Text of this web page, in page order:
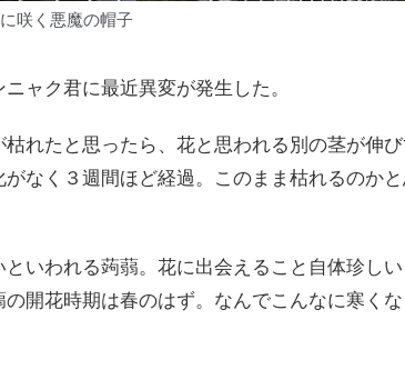
咲く悪魔の帽子
ャク君に最近異変が発生した。
れたと思ったら、花と思われる別の茎が伸
なく３週間ほど経過。このまま枯れるのか
いわれる蒟蒻。花に出会えること自体珍し
開花時期は春のはず。なんでこんなに寒く